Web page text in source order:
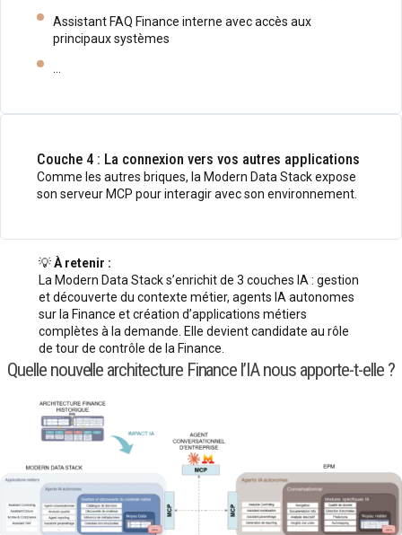
Assistant FAQ Finance interne avec accès aux
principaux systèmes
Couche 4 : La connexion vers vos autres applications
Comme les autres briques, la Modern Data Stack expose
son serveur MCP pour interagir avec son environnement.
💡À retenir :
La Modern Data Stack s’enrichit de 3 couches IA : gestion
et découverte du contexte métier, agents IA autonomes
sur la Finance et création d’applications métiers
complètes à la demande. Elle devient candidate au rôle
de tour de contrôle de la Finance.
Quelle nouvelle architecture Finance l’IA nous apporte-t-elle ?